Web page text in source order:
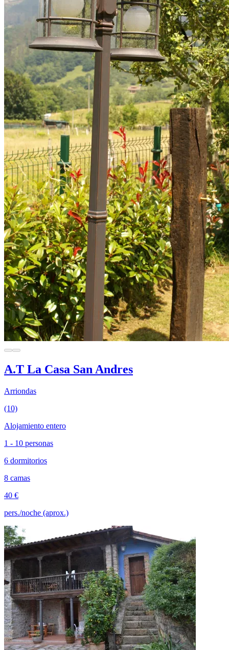
A.T La Casa San Andres
Arriondas
(10)
Alojamiento entero
1 - 10 personas
6 dormitorios
8 camas
40 €
pers./noche (aprox.)